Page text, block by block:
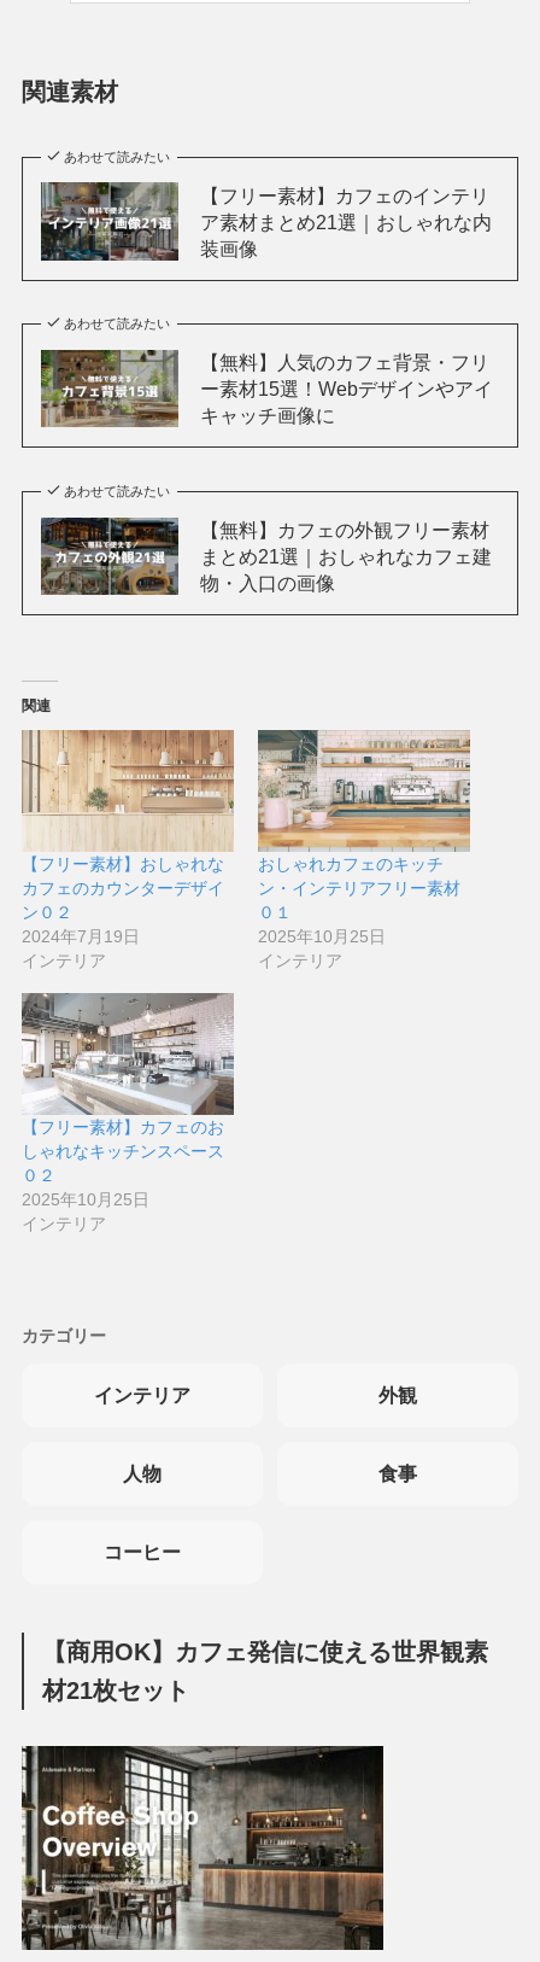
関連素材
あわせて読みたい
【フリー素材】カフェのインテリ
ア素材まとめ21選｜おしゃれな内
装画像
あわせて読みたい
【無料】人気のカフェ背景・フリ
ー素材15選！Webデザインやアイ
キャッチ画像に
あわせて読みたい
【無料】カフェの外観フリー素材
まとめ21選｜おしゃれなカフェ建
物・入口の画像
関連
【フリー素材】おしゃれな
カフェのカウンターデザイ
ン０２
2024年7月19日
インテリア
おしゃれカフェのキッチ
ン・インテリアフリー素材
０１
2025年10月25日
インテリア
【フリー素材】カフェのお
しゃれなキッチンスペース
０２
2025年10月25日
インテリア
カテゴリー
インテリア 外観
人物 食事
コーヒー
【商用OK】カフェ発信に使える世界観素
材21枚セット